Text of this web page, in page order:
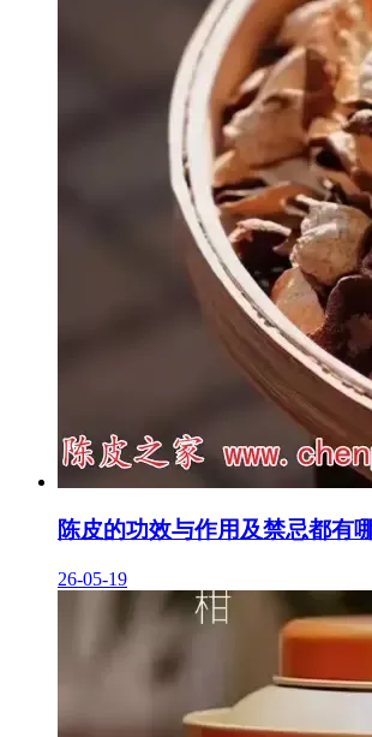
陈皮的功效与作用及禁忌都有
26-05-19